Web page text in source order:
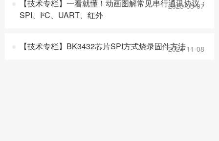
解决方案
【技术专栏】一看就懂！动画图解常见串行通讯协议：
SPI、I²C、UART、红外
2025-05-07
【技术专栏】BK3432芯片SPI方式烧录固件方法2024-11-08